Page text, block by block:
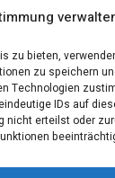
zu bieten,
zu speichern
Technologien
IDs auf
nicht erteilst oder